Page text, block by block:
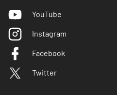
YouTube
Instagram
Facebook
Twitter